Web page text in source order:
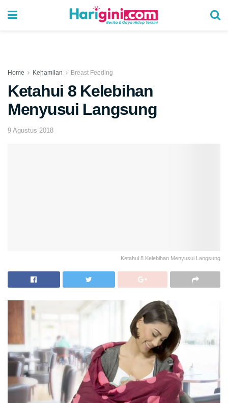
Home Kehamilan Breast Feeding
Ketahui 8 Kelebihan
Menyusui Langsung
9 Agustus 2018
Ketahui 8 Kelebihan Menyusui Langsung